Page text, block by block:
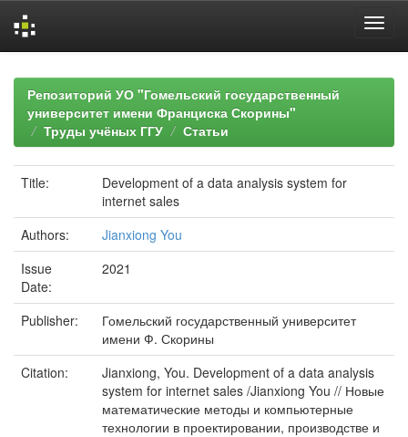
navigationРепозиторий УО "Гомельский государственный
университет имени Франциска Скорины"
Труды учёных ГГУ
Статьи
Title:
Development of a data analysis system for
internet sales
Authors:
Jianxiong You
Issue
Date:
2021
Publisher:
Гомельский государственный университет
имени Ф. Скорины
Citation:
Jianxiong, You. Development of a data analysis
system for internet sales /Jianxiong You // Новые
математические методы и компьютерные
технологии в проектировании, производстве и